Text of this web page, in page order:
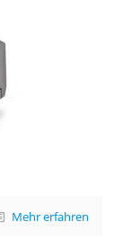
Mehr erfahren